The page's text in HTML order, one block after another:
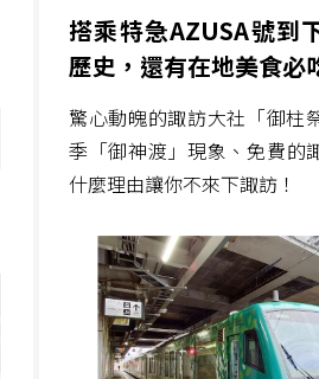
搭乘特急AZUSA號到
歷史，還有在地美食必
驚心動魄的諏訪大社「御柱
季「御神渡」現象、免費
什麼理由讓你不來下諏訪！